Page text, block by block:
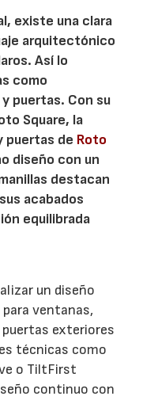
existe una clara
arquitectónico
Así lo
como
puertas. Con su
Square, la
puertas de Roto
diseño con un
destacan
acabados
equilibrada
un diseño
ventanas,
exteriores
técnicas como
o TiltFirst
continuo con